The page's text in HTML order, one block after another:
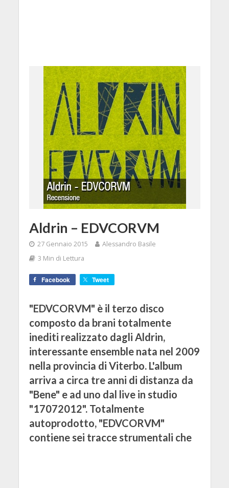
Aldrin – EDVCORVM
27 Gennaio 2015
Alessandro Basile
3 Min di Lettura
Facebook Tweet
"EDVCORVM" è il terzo disco
composto da brani totalmente
inediti realizzato dagli Aldrin,
interessante ensemble nata nel 2009
nella provincia di Viterbo. L'album
arriva a circa tre anni di distanza da
"Bene" e ad uno dal live in studio
"17072012". Totalmente
autoprodotto, "EDVCORVM"
contiene sei tracce strumentali che